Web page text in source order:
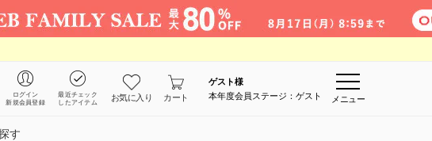
ログイン
新規会員登録
最近チェック
したアイテム
お気に入り カート
ゲスト様
本年度会員ステージ：ゲスト
メニュー
す